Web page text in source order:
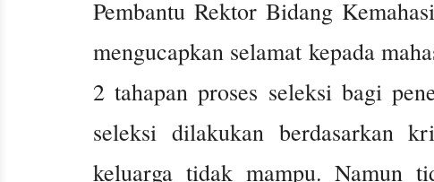
Pembantu Rektor Bidang
mengucapkan selamat kepada
2 tahapan proses seleksi bagi
seleksi dilakukan berdasarkan
keluarga tidak mampu. Namun